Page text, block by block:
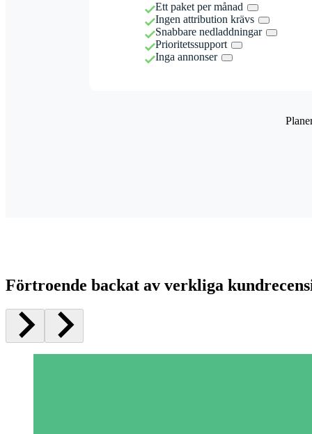
Ett paket per månad
Ingen attribution krävs
Snabbare nedladdningar
Prioritetssupport
Inga annonser
Förtroende backat av verkliga